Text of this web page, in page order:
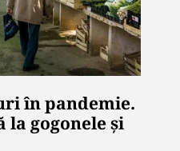
în pandemie.
gogonele și